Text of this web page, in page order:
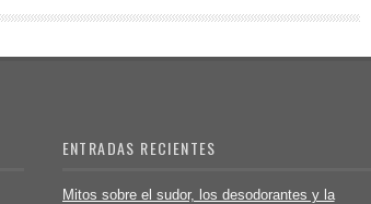
ENTRADAS RECIENTES
Mitos sobre el sudor, los desodorantes y la